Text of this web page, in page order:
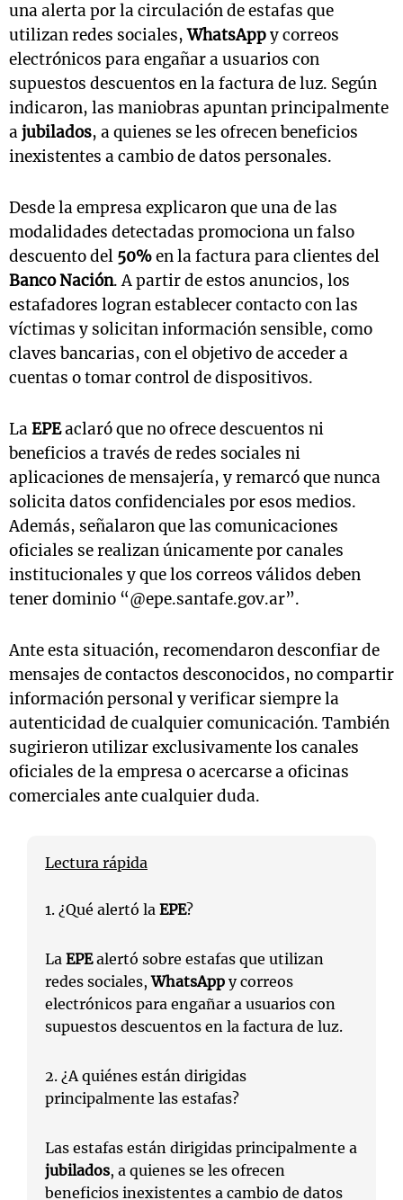
una alerta por la circulación de estafas que
utilizan redes sociales,WhatsAppy correos
electrónicos para engañar a usuarios con
supuestos descuentos en la factura de luz. Según
indicaron, las maniobras apuntan principalmente
ajubilados, a quienes se les ofrecen beneficios
inexistentes a cambio de datos personales.
Desde la empresa explicaron que una de las
modalidades detectadas promociona un falso
descuento del 50%en la factura para clientes del
Banco Nación. A partir de estos anuncios, los
estafadores logran establecer contacto con las
víctimas y solicitan información sensible, como
claves bancarias, con el objetivo de acceder a
cuentas o tomar control de dispositivos.
LaEPEaclaró que no ofrece descuentos ni
beneficios a través de redes sociales ni
aplicaciones de mensajería, y remarcó que nunca
solicita datos confidenciales por esos medios.
Además, señalaron que las comunicaciones
oficiales se realizan únicamente por canales
institucionales y que los correos válidos deben
tener dominio “@epe.santafe.gov.ar”.
Ante esta situación, recomendaron desconfiar de
mensajes de contactos desconocidos, no compartir
información personal y verificar siempre la
autenticidad de cualquier comunicación. También
sugirieron utilizar exclusivamente los canales
oficiales de la empresa o acercarse a oficinas
comerciales ante cualquier duda.
Lectura rápida
1. ¿Qué alertó la EPE?
La EPEalertó sobre estafas que utilizan
redes sociales,WhatsApp y correos
electrónicos para engañar a usuarios con
supuestos descuentos en la factura de luz.
2. ¿A quiénes están dirigidas
principalmente las estafas?
Las estafas están dirigidas principalmente a
jubilados, a quienes se les ofrecen
beneficios inexistentes a cambio de datos